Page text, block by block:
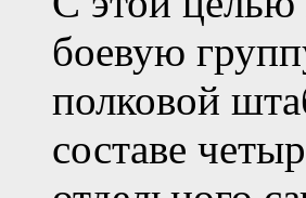
боевую
полковой
составе